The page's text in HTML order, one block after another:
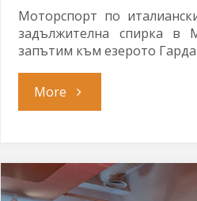
Моторспорт по
задължителна спирка в
запътим към езерото
More"Италиански